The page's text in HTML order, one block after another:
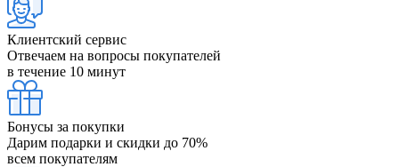
Клиентский сервис
Отвечаем на вопросы покупателей
в течение 10 минут
Бонусы за покупки
Дарим подарки и скидки до 70%
всем покупателям